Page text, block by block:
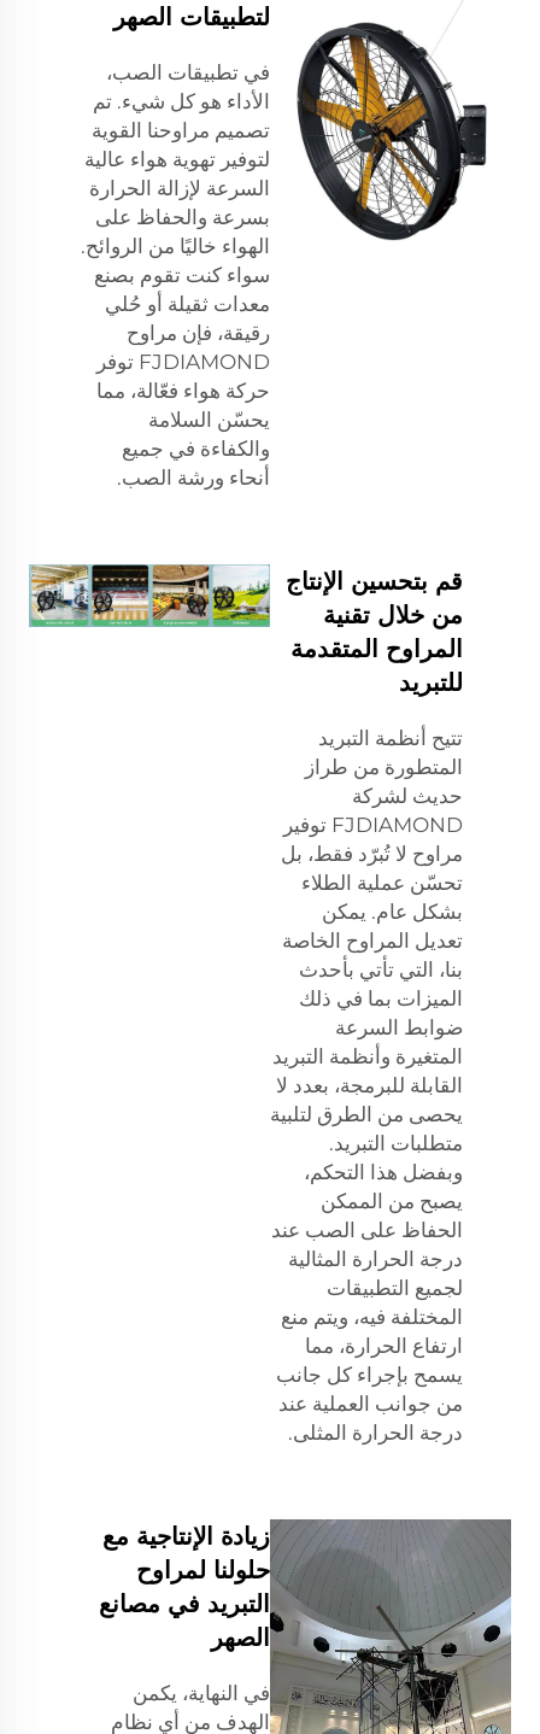
لتطبيقات الصهر
في تطبيقات الصب،
الأداء هو كل شيء. تم
تصميم مراوحنا القوية
لتوفير تهوية هواء عالية
السرعة لإزالة الحرارة
بسرعة والحفاظ على
الهواء خاليًا من الروائح.
سواء كنت تقوم بصنع
معدات ثقيلة أو حُلي
رقيقة، فإن مراوح
FJDIAMOND توفر
حركة هواء فعّالة، مما
يحسّن السلامة
والكفاءة في جميع
أنحاء ورشة الصب.
قم بتحسين الإنتاج
من خلال تقنية
المراوح المتقدمة
للتبريد
تتيح أنظمة التبريد
المتطورة من طراز
حديث لشركة
FJDIAMOND توفير
مراوح لا تُبرّد فقط، بل
تحسّن عملية الطلاء
بشكل عام. يمكن
تعديل المراوح الخاصة
بنا، التي تأتي بأحدث
الميزات بما في ذلك
ضوابط السرعة
المتغيرة وأنظمة التبريد
القابلة للبرمجة، بعدد لا
يحصى من الطرق لتلبية
متطلبات التبريد.
وبفضل هذا التحكم،
يصبح من الممكن
الحفاظ على الصب عند
درجة الحرارة المثالية
لجميع التطبيقات
المختلفة فيه، ويتم منع
ارتفاع الحرارة، مما
يسمح بإجراء كل جانب
من جوانب العملية عند
درجة الحرارة المثلى.
زيادة الإنتاجية مع
حلولنا لمراوح
التبريد في مصانع
الصهر
في النهاية، يكمن
الهدف من أي نظام